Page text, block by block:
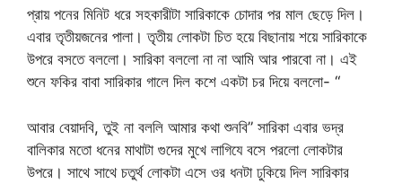
প্রায় পনের মিনিট ধরে সহকারীটা সারিকাকে চোদার পর মাল ছেড়ে দিল।
এবার তৃতীয়জনের পালা। তৃতীয় লোকটা চিত হয়ে বিছানায় শয়ে সারিকাকে
উপরে বসতে বললো। সারিকা বললো না না আমি আর পারবো না। এই
শুনে ফকির বাবা সারিকার গালে দিল কশে একটা চর দিয়ে বললো- “
আবার বেয়াদবি, তুই না বললি আমার কথা শুনবি” সারিকা এবার ভদ্র
বালিকার মতো ধনের মাথাটা গুদের মুখে লাগিযে বসে পরলো লোকটার
উপরে। সাথে সাথে চতুর্থ লোকটা এসে ওর ধনটা ঢুকিয়ে দিল সারিকার